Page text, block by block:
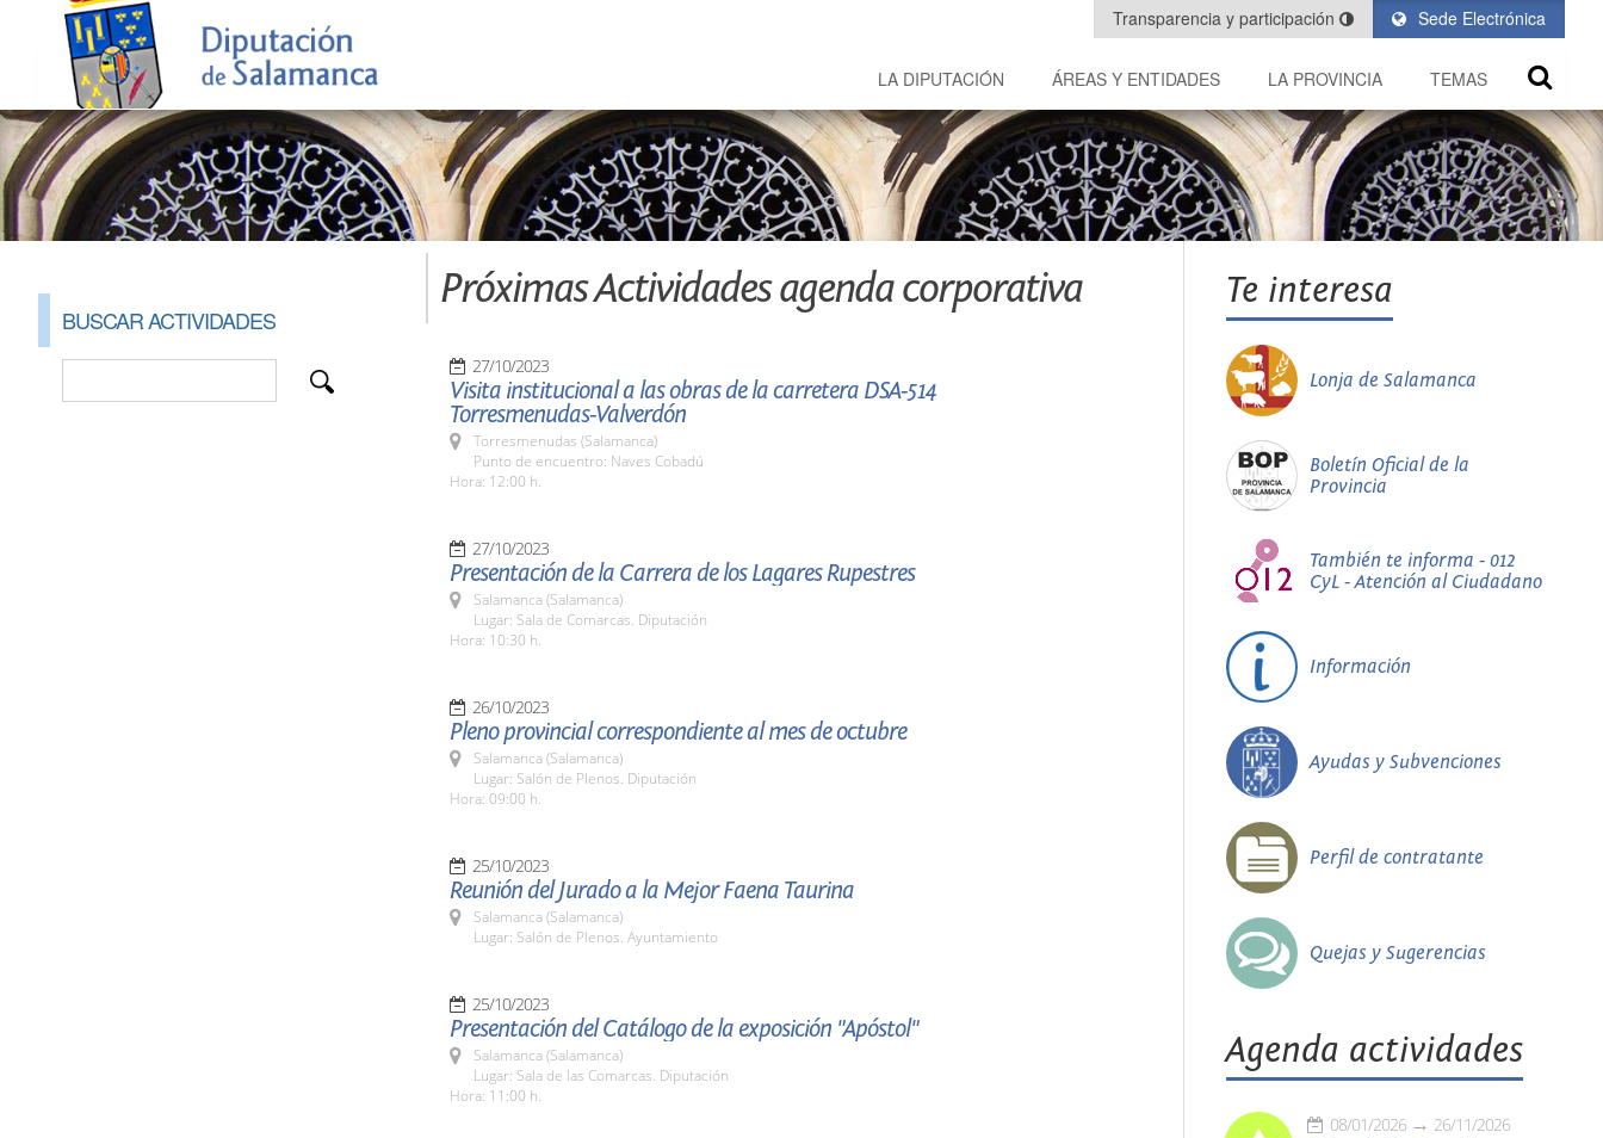
Sede Electrónica
Transparencia y participación
LA DIPUTACIÓN ÁREAS Y ENTIDADES LA PROVINCIA TEMAS
BUSCAR ACTIVIDADES
Próximas Actividades agenda corporativa
27/10/2023
Visita institucional a las obras de la carretera DSA-514
Torresmenudas-Valverdón
Torresmenudas (Salamanca)
Punto de encuentro: Naves Cobadú
Hora: 12:00 h.
27/10/2023
Presentación de la Carrera de los Lagares Rupestres
Salamanca (Salamanca)
Lugar: Sala de Comarcas. Diputación
Hora: 10:30 h.
26/10/2023
Pleno provincial correspondiente al mes de octubre
Salamanca (Salamanca)
Lugar: Salón de Plenos. Diputación
Hora: 09:00 h.
25/10/2023
Reunión del Jurado a la Mejor Faena Taurina
Salamanca (Salamanca)
Lugar: Salón de Plenos. Ayuntamiento
25/10/2023
Presentación del Catálogo de la exposición "Apóstol"
Salamanca (Salamanca)
Lugar: Sala de las Comarcas. Diputación
Hora: 11:00 h.
Te interesa
Lonja de Salamanca
Boletín Oficial de la
Provincia
También te informa - 012
CyL - Atención al Ciudadano
Información
Ayudas y Subvenciones
Perfil de contratante
Quejas y Sugerencias
Agenda actividades
08/01/2026 26/11/2026